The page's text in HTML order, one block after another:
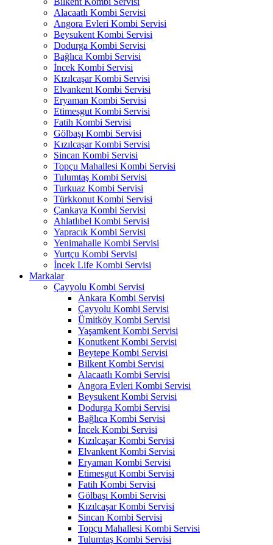
Alacaatlı Kombi Servisi
Angora Evleri Kombi Servisi
Beysukent Kombi Servisi
Dodurga Kombi Servisi
Bağlıca Kombi Servisi
İncek Kombi Servisi
Kızılcaşar Kombi Servisi
Elvankent Kombi Servisi
Eryaman Kombi Servisi
Etimesgut Kombi Servisi
Fatih Kombi Servisi
Gölbaşı Kombi Servisi
Kızılcaşar Kombi Servisi
Sincan Kombi Servisi
Topçu Mahallesi Kombi Servisi
Tulumtaş Kombi Servisi
Turkuaz Kombi Servisi
Türkkonut Kombi Servisi
Çankaya Kombi Servisi
Ahlatlıbel Kombi Servisi
Yapracık Kombi Servisi
Yenimahalle Kombi Servisi
Yurtçu Kombi Servisi
İncek Life Kombi Servisi
Markalar
Çayyolu Kombi Servisi
Ankara Kombi Servisi
Çayyolu Kombi Servisi
Ümitköy Kombi Servisi
Yaşamkent Kombi Servisi
Konutkent Kombi Servisi
Beytepe Kombi Servisi
Bilkent Kombi Servisi
Alacaatlı Kombi Servisi
Angora Evleri Kombi Servisi
Beysukent Kombi Servisi
Dodurga Kombi Servisi
Bağlıca Kombi Servisi
İncek Kombi Servisi
Kızılcaşar Kombi Servisi
Elvankent Kombi Servisi
Eryaman Kombi Servisi
Etimesgut Kombi Servisi
Fatih Kombi Servisi
Gölbaşı Kombi Servisi
Kızılcaşar Kombi Servisi
Sincan Kombi Servisi
Topçu Mahallesi Kombi Servisi
Tulumtaş Kombi Servisi